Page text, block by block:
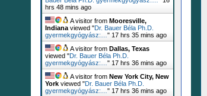
hrs 48 mins ago
A visitor from Mooresville,
Indiana viewed "Dr. Bauer Béla Ph.D.
gyermekgyógyász:… " 17 hrs 35 mins ago
A visitor from Dallas, Texas
viewed "Dr. Bauer Béla Ph.D.
gyermekgyógyász:… " 17 hrs 36 mins ago
A visitor from New York City, New
York viewed "Dr. Bauer Béla Ph.D.
gyermekgyógyász:… " 17 hrs 36 mins ago